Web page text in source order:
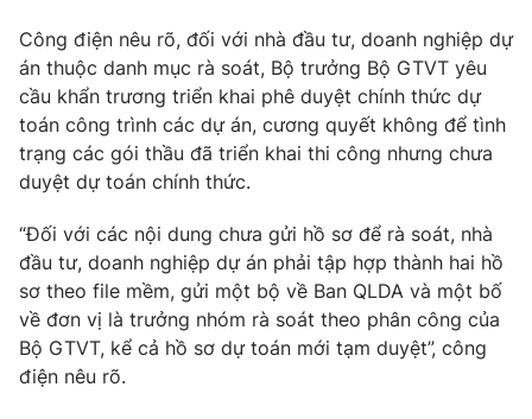
Phim VTV
Hậu trường
Nhân vật
Giải sao mai
Giải trí
Điện ảnh
Âm nhạc
Sao
Đời sống
Làm đẹp
Chất lượng cuộc sống
Giáo dục
Tuyển sinh
Học trực tuyến
Công nghệ
Hitech Công nghệ tương lai
Sản phẩm
Giao lưu trực tuyến
Công điện nêu rõ, đối với nhà đầu tư, doanh nghiệp dự
án thuộc danh mục rà soát, Bộ trưởng Bộ GTVT yêu
cầu khẩn trương triển khai phê duyệt chính thức dự
toán công trình các dự án, cương quyết không để tình
trạng các gói thầu đã triển khai thi công nhưng chưa
duyệt dự toán chính thức.
“Đối với các nội dung chưa gửi hồ sơ để rà soát, nhà
đầu tư, doanh nghiệp dự án phải tập hợp thành hai hồ
sơ theo file mềm, gửi một bộ về Ban QLDA và một bố
về đơn vị là trưởng nhóm rà soát theo phân công của
Bộ GTVT, kể cả hồ sơ dự toán mới tạm duyệt”, công
điện nêu rõ.